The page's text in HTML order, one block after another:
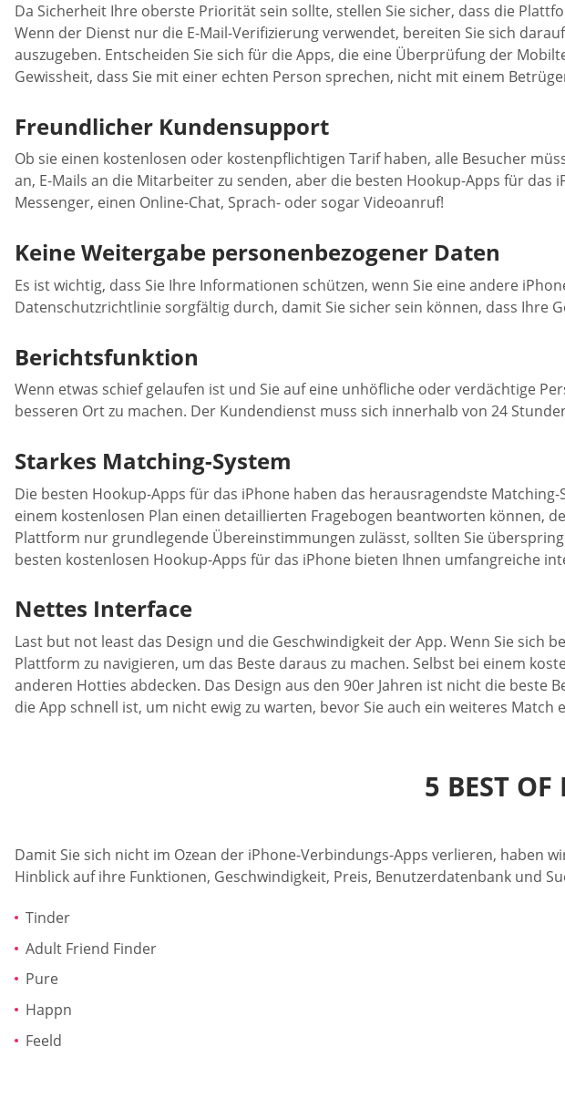
Da Sicherheit Ihre oberste Priorität sein sollte, stellen Sie sicher, dass die
Wenn der Dienst nur die E-Mail-Verifizierung verwendet, bereiten Sie sich
auszugeben. Entscheiden Sie sich für die Apps, die eine Überprüfung der
Gewissheit, dass Sie mit einer echten Person sprechen, nicht mit einem
Freundlicher Kundensupport
Ob sie einen kostenlosen oder kostenpflichtigen Tarif haben, alle Besucher
an, E-Mails an die Mitarbeiter zu senden, aber die besten Hookup-Apps für
Messenger, einen Online-Chat, Sprach- oder sogar Videoanruf!
Keine Weitergabe personenbezogener Daten
Es ist wichtig, dass Sie Ihre Informationen schützen, wenn Sie eine andere
Datenschutzrichtlinie sorgfältig durch, damit Sie sicher sein können, dass Ihre
Berichtsfunktion
Wenn etwas schief gelaufen ist und Sie auf eine unhöfliche oder verdächtige
besseren Ort zu machen. Der Kundendienst muss sich innerhalb von 24
Starkes Matching-System
Die besten Hookup-Apps für das iPhone haben das herausragendste
einem kostenlosen Plan einen detaillierten Fragebogen beantworten können,
Plattform nur grundlegende Übereinstimmungen zulässt, sollten Sie
besten kostenlosen Hookup-Apps für das iPhone bieten Ihnen umfangreiche
Nettes Interface
Last but not least das Design und die Geschwindigkeit der App. Wenn Sie sich
Plattform zu navigieren, um das Beste daraus zu machen. Selbst bei einem
anderen Hotties abdecken. Das Design aus den 90er Jahren ist nicht die beste
die App schnell ist, um nicht ewig zu warten, bevor Sie auch ein weiteres Match
5 BEST
Damit Sie sich nicht im Ozean der iPhone-Verbindungs-Apps verlieren,
Hinblick auf ihre Funktionen, Geschwindigkeit, Preis, Benutzerdatenbank und
Tinder
Adult Friend Finder
Pure
Happn
Feeld